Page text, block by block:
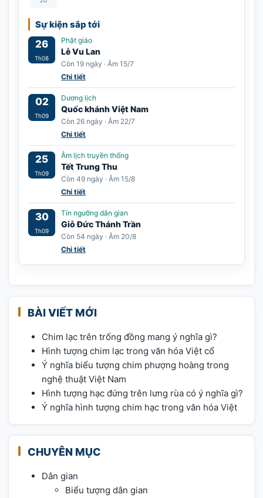
Sự kiện sắp tới
26
Th08
Phật giáo
Lễ Vu Lan
Còn 19 ngày · Âm 15/7
Chi tiết
02
Th09
Dương lịch
Quốc khánh Việt Nam
Còn 26 ngày · Âm 22/7
Chi tiết
25
Th09
Âm lịch truyền thống
Tết Trung Thu
Còn 49 ngày · Âm 15/8
Chi tiết
30
Th09
Tín ngưỡng dân gian
Giỗ Đức Thánh Trần
Còn 54 ngày · Âm 20/8
Chi tiết
BÀI VIẾT MỚI
Chim lạc trên trống đồng mang ý nghĩa gì?
Hình tượng chim lạc trong văn hóa Việt cổ
Ý nghĩa biểu tượng chim phượng hoàng trong
nghệ thuật Việt Nam
Hình tượng hạc đứng trên lưng rùa có ý nghĩa gì?
Ý nghĩa hình tượng chim hạc trong văn hóa Việt
CHUYÊN MỤC
Dân gian
Biểu tượng dân gian